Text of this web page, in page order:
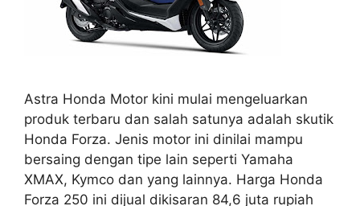
Astra Honda Motor kini mulai mengeluarkan
produk terbaru dan salah satunya adalah skutik
Honda Forza. Jenis motor ini dinilai mampu
bersaing dengan tipe lain seperti Yamaha
XMAX, Kymco dan yang lainnya. Harga Honda
Forza 250 ini dijual dikisaran 84,6 juta rupiah